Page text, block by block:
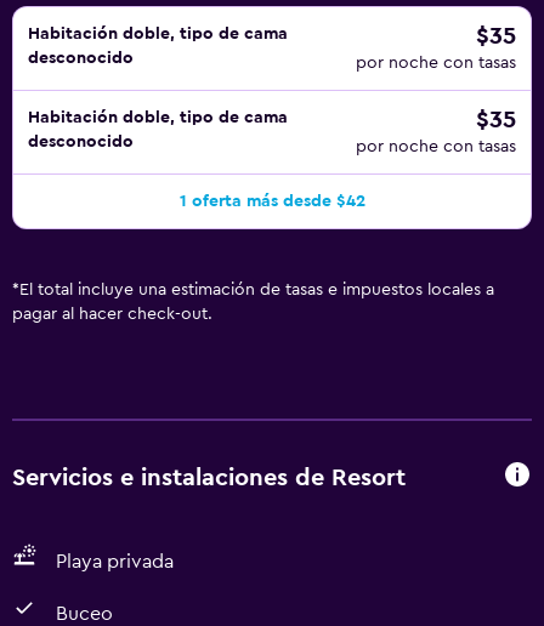
Habitación doble, tipo de cama
desconocido
$35
por noche con tasas
Habitación doble, tipo de cama
desconocido
$35
por noche con tasas
1 oferta más desde $42
* El total incluye una estimación de tasas e impuestos locales a
pagar al hacer check-out.
Servicios e instalaciones de Resort
Playa privada
Buceo